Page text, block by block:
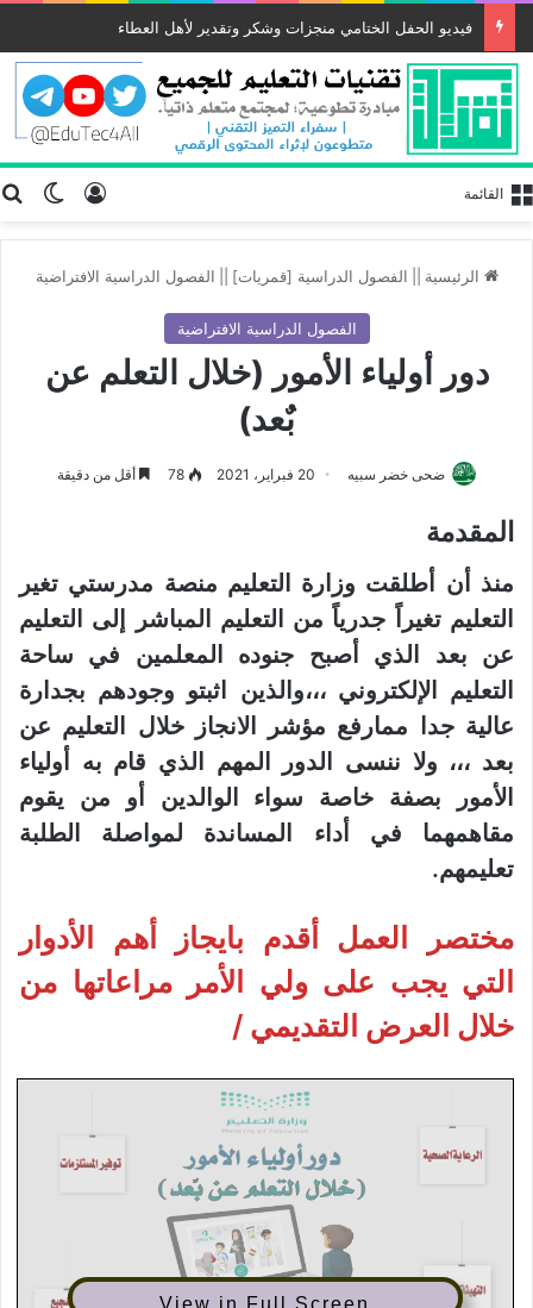
فيديو الحفل الختامي منجزات وشكر وتقدير لأهل العطاء
تسجيل القائمة
الرئيسية الفصول الدراسية [قمريات] الفصول الدراسية الافتراضية
الفصول الدراسية الافتراضية
دور أولياء الأمور (خلال التعلم عن
بٌعد)
ضحى خضر سبيه 20 فبراير، 2021 78 أقل من دقيقة
المقدمة
منذ أن أطلقت وزارة التعليم منصة مدرستي تغير
التعليم تغيراً جدرياً من التعليم المباشر إلى التعليم
عن بعد الذي أصبح جنوده المعلمين في ساحة
التعليم الإلكتروني ،،،والذين اثبتو وجودهم بجدارة
عالية جدا ممارفع مؤشر الانجاز خلال التعليم عن
بعد ،،، ولا ننسى الدور المهم الذي قام به أولياء
الأمور بصفة خاصة سواء الوالدين أو من يقوم
مقاهمهما في أداء المساندة لمواصلة الطلبة
تعليمهم.
مختصر العمل أقدم بايجاز أهم الأدوار
التي يجب على ولي الأمر مراعاتها من
خلال العرض التقديمي /